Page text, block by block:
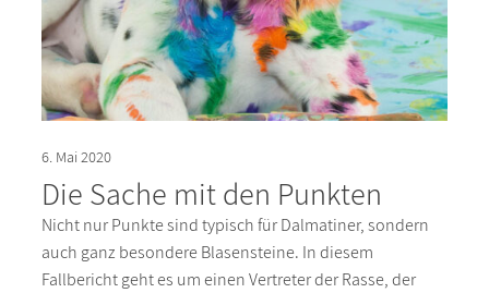
6. Mai 2020
Die Sache mit den Punkten
Nicht nur Punkte sind typisch für Dalmatiner, sondern
auch ganz besondere Blasensteine. In diesem
Fallbericht geht es um einen Vertreter der Rasse, der